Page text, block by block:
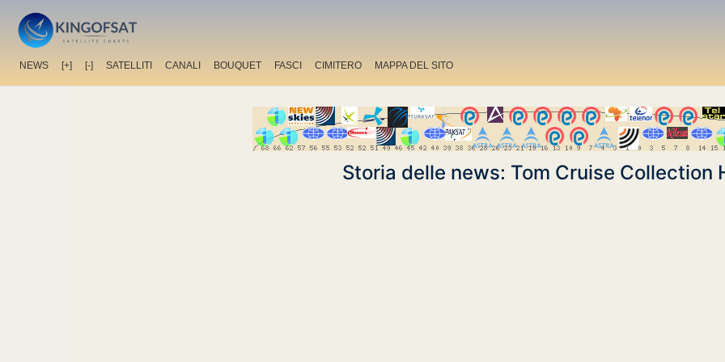
NEWS [+] [-] SATELLITI CANALI BOUQUET FASCI CIMITERO MAPPA DEL SITO
Storia delle news: Tom Cruise Collection